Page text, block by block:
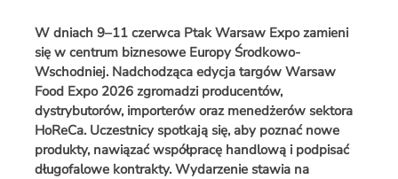
W dniach 9–11 czerwca Ptak Warsaw Expo zamieni
się w centrum biznesowe Europy Środkowo-
Wschodniej. Nadchodząca edycja targów Warsaw
Food Expo 2026 zgromadzi producentów,
dystrybutorów, importerów oraz menedżerów sektora
HoReCa. Uczestnicy spotkają się, aby poznać nowe
produkty, nawiązać współpracę handlową i podpisać
długofalowe kontrakty. Wydarzenie stawia na